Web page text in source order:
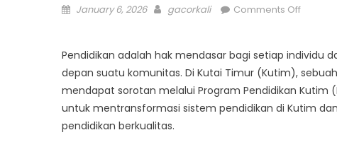
Posted
January 6, 2026 Author
gacorkali Comments Offon
in
Kutim:
A
Closer
Pendidikan adalah hak mendasar bagi setiap
depan suatu komunitas. Di Kutai Timur (Kutim),
mendapat sorotan melalui Program Pendidikan Kutim
untuk mentransformasi sistem pendidikan di Kutim
pendidikan berkualitas.